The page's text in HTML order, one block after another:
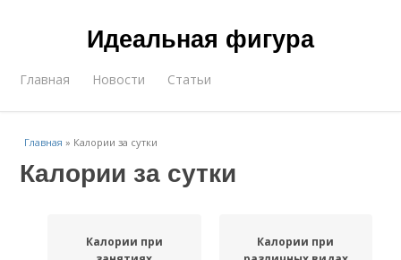
Идеальная фигура
Главная Новости Статьи
Главная » Калории за сутки
Калории за сутки
Калории при
Калории при